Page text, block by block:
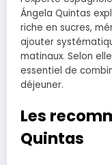
Ángela Quintas
riche en sucres,
ajouter
matinaux. Selon
essentiel de
déjeuner.
Les
Quintas